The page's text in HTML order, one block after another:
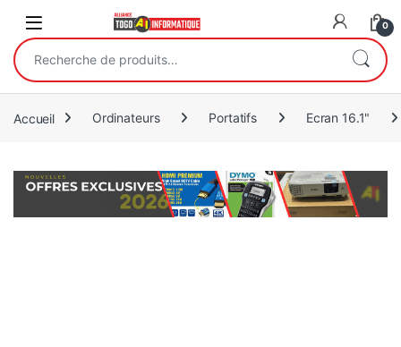
Open 0
Recherche pour :
Accueil Ordinateurs Portatifs Ecran 16.1"